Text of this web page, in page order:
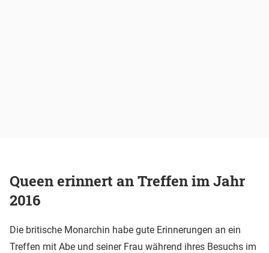
Queen erinnert an Treffen im Jahr
2016
Die britische Monarchin habe gute Erinnerungen an ein
Treffen mit Abe und seiner Frau während ihres Besuchs im